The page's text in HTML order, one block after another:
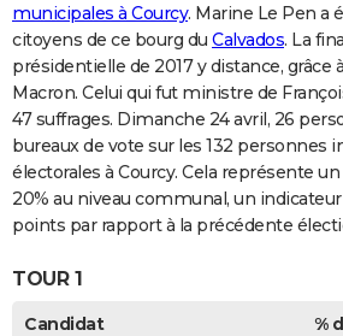
municipales à Courcy. Marine Le Pen a
citoyens de ce bourg du Calvados. La
présidentielle de 2017 y distance, grâce
Macron. Celui qui fut ministre de
47 suffrages. Dimanche 24 avril, 26
bureaux de vote sur les 132 personnes
électorales à Courcy. Cela représente
20% au niveau communal, un
points par rapport à la précédente
TOUR 1
Candidat %